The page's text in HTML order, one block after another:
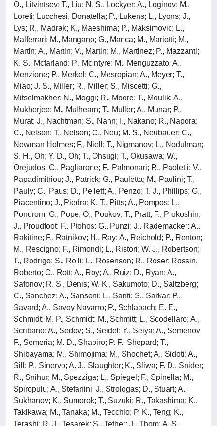
O., Litvintsev; T., Liu; N. S., Lockyer; A., Loginov; M.,
Loreti; Lucchesi, Donatella; P., Lukens; L., Lyons; J.,
Lys; R., Madrak; K., Maeshima; P., Maksimovic; L.,
Malferrari; M., Mangano; G., Manca; M., Mariotti; M.,
Martin; A., Martin; V., Martin; M., Martinez; P., Mazzanti;
K. S., Mcfarland; P., Mcintyre; M., Menguzzato; A.,
Menzione; P., Merkel; C., Mesropian; A., Meyer; T.,
Miao; J. S., Miller; R., Miller; S., Miscetti; G.,
Mitselmakher; N., Moggi; R., Moore; T., Moulik; A.,
Mukherjee; M., Mulhearn; T., Muller; A., Munar; P.,
Murat; J., Nachtman; S., Nahn; I., Nakano; R., Napora;
C., Nelson; T., Nelson; C., Neu; M. S., Neubauer; C.,
Newman Holmes; F., Niell; T., Nigmanov; L., Nodulman;
S. H., Oh; Y. D., Oh; T., Ohsugi; T., Okusawa; W.,
Orejudos; C., Pagliarone; F., Palmonari; R., Paoletti; V.,
Papadimitriou; J., Patrick; G., Pauletta; M., Paulini; T.,
Pauly; C., Paus; D., Pellett; A., Penzo; T. J., Phillips; G.,
Piacentino; J., Piedra; K. T., Pitts; A., Pompos; L.,
Pondrom; G., Pope; O., Poukov; T., Pratt; F., Prokoshin;
J., Proudfoot; F., Ptohos; G., Punzi; J., Rademacker; A.,
Rakitine; F., Ratnikov; H., Ray; A., Reichold; P., Renton;
M., Rescigno; F., Rimondi; L., Ristori; W. J., Robertson;
T., Rodrigo; S., Rolli; L., Rosenson; R., Roser; Rossin,
Roberto; C., Rott; A., Roy; A., Ruiz; D., Ryan; A.,
Safonov; R. S., Denis; W. K., Sakumoto; D., Saltzberg;
C., Sanchez; A., Sansoni; L., Santi; S., Sarkar; P.,
Savard; A., Savoy Navarro; P., Schlabach; E. E.,
Schmidt; M. P., Schmidt; M., Schmitt; L., Scodellaro; A.,
Scribano; A., Sedov; S., Seidel; Y., Seiya; A., Semenov;
F., Semeria; M. D., Shapiro; P. F., Shepard; T.,
Shibayama; M., Shimojima; M., Shochet; A., Sidoti; A.,
Sill; P., Sinervo; A. J., Slaughter; K., Sliwa; F. D., Snider;
R., Snihur; M., Spezziga; L., Spiegel; F., Spinella; M.,
Spiropulu; A., Stefanini; J., Strologas; D., Stuart; A.,
Sukhanov; K., Sumorok; T., Suzuki; R., Takashima; K.,
Takikawa; M., Tanaka; M., Tecchio; P. K., Teng; K.,
Terashi; R. J., Tesarek; S., Tether; J., Thom; A. S.,